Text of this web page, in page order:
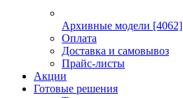
Архивные модели [4062]
Оплата
Доставка и самовывоз
Прайс-листы
Акции
Готовые решения